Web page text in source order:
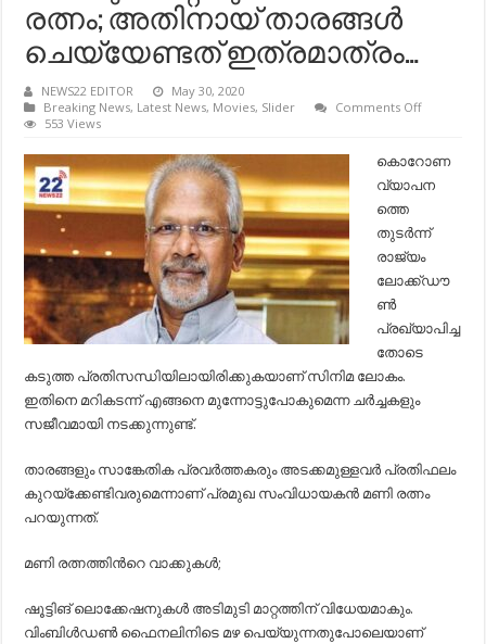
രത്നം; അതിനായ് താരങ്ങൾ
ചെയ്യേണ്ടത് ഇത്രമാത്രം…
NEWS22 EDITOR
May 30, 2020
Breaking News, Latest News, Movies, Slider Comments Offon
അടിമുടി
മാറ്റവുമായി
മണി
താരങ്ങൾ
553 Views
കൊറോണ
വ്യാപന
ത്തെ
തുടര്‍ന്ന്
രാജ്യം
ലോക്ക്ഡൗ
ണ്‍
പ്രഖ്യാപിച്ച
തോടെ
കടുത്ത പ്രതിസന്ധിയിലായിരിക്കുകയാണ് സിനിമ ലോകം.
ഇതിനെ മറികടന്ന് എങ്ങനെ മുന്നോട്ടുപോകുമെന്ന ചര്‍ച്ചകളും
സജീവമായി നടക്കുന്നുണ്ട്.
താരങ്ങളും സാങ്കേതിക പ്രവര്‍ത്തകരും അടക്കമുള്ളവര്‍ പ്രതിഫലം
കുറയ്ക്കേണ്ടിവരുമെന്നാണ് പ്രമുഖ സംവിധായകന്‍ മണി രത്നം
പറയുന്നത്.
മണി രത്നത്തിന്‍റെ വാക്കുകള്‍;
ഷൂട്ടിങ് ലൊക്കേഷനുകള്‍ അടിമുടി മാറ്റത്തിന് വിധേയമാകും.
വിംബിള്‍ഡണ്‍ ഫൈനലിനിടെ മഴ പെയ്യുന്നതുപോലെയാണ്